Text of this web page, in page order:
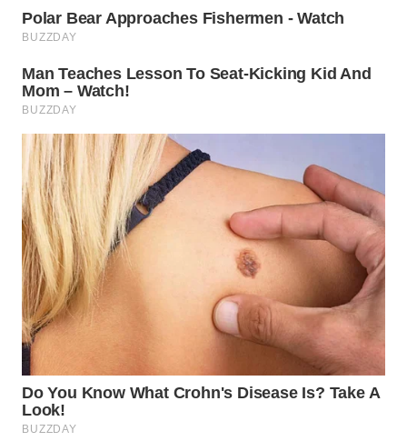
LAWAS
SUMEDANG
CIANJUR
WN
KEPULAUAN
SERIBU
WN
TANGERANG
WN
CIREBON